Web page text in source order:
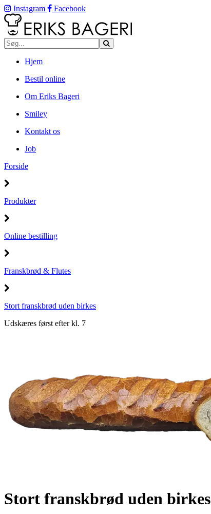
Instagram Facebook
Hjem
Bestil online
Om Eriks Bageri
Smiley
Kontakt os
Job
Forside
Produkter
Online bestilling
Franskbrød & Flutes
Stort franskbrød uden birkes
Udskæres først efter kl. 7
Stort franskbrød uden birkes